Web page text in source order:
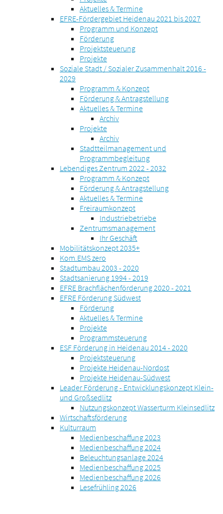
Aktuelles & Termine
EFRE-Fördergebiet Heidenau 2021 bis 2027
Programm und Konzept
Förderung
Projektsteuerung
Projekte
Soziale Stadt / Sozialer Zusammenhalt 2016 -
2029
Programm & Konzept
Förderung & Antragstellung
Aktuelles & Termine
Archiv
Projekte
Archiv
Stadtteilmanagement und
Programmbegleitung
Lebendiges Zentrum 2022 - 2032
Programm & Konzept
Förderung & Antragstellung
Aktuelles & Termine
Freiraumkonzept
Industriebetriebe
Zentrumsmanagement
Ihr Geschäft
Mobilitätskonzept 2035+
Kom.EMS zero
Stadtumbau 2003 - 2020
Stadtsanierung 1994 - 2019
EFRE Brachflächenförderung 2020 - 2021
EFRE Förderung Südwest
Förderung
Aktuelles & Termine
Projekte
Programmsteuerung
ESF Förderung in Heidenau 2014 - 2020
Projektsteuerung
Projekte Heidenau-Nordost
Projekte Heidenau-Südwest
Leader Förderung - Entwicklungskonzept Klein-
und Großsedlitz
Nutzungskonzept Wasserturm Kleinsedlitz
Wirtschaftsförderung
Kulturraum
Medienbeschaffung 2023
Medienbeschaffung 2024
Beleuchtungsanlage 2024
Medienbeschaffung 2025
Medienbeschaffung 2026
Lesefrühling 2026